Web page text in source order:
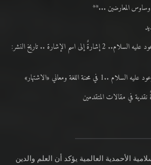
المعارضين ...**
رأي في لغة المسيح الموعود عليه السلام.. 2 إشارةٌ إلى اسم الإشارة .. تاريخ النشر:
محنة اللغة ومعاني «الاشتهار»
نقدية في مقالات المتقدمين
الأحمدية العالمية يؤكد أن العلم والدين